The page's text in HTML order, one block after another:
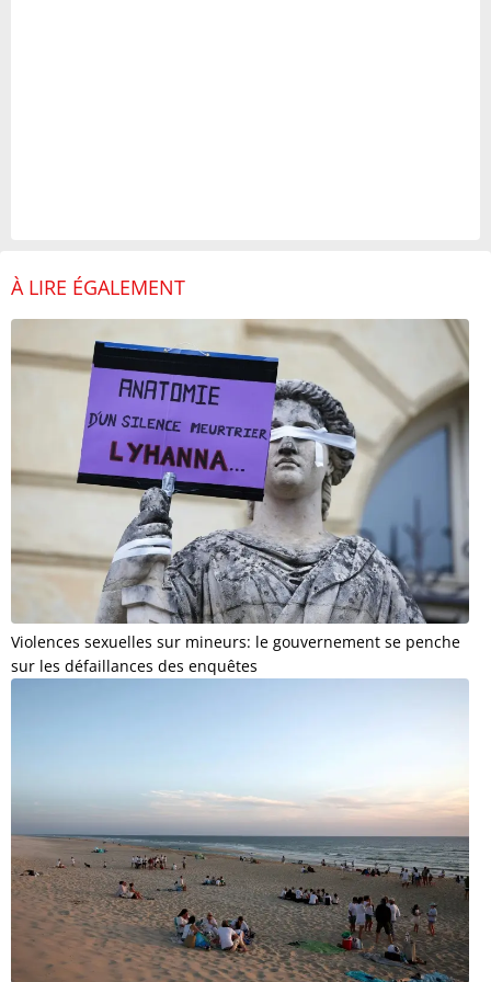
À LIRE ÉGALEMENT
Violences sexuelles sur mineurs: le gouvernement se penche
sur les défaillances des enquêtes